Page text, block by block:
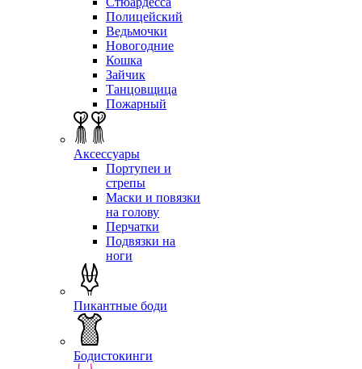
Полицейский
Ведьмочки
Новогодние
Кошка
Зайчик
Танцовщица
Пожарный
Аксессуары
Портупеи и
стрепы
Маски и повязки
на голову
Перчатки
Подвязки на
ноги
Пикантные боди
Бодистокинги